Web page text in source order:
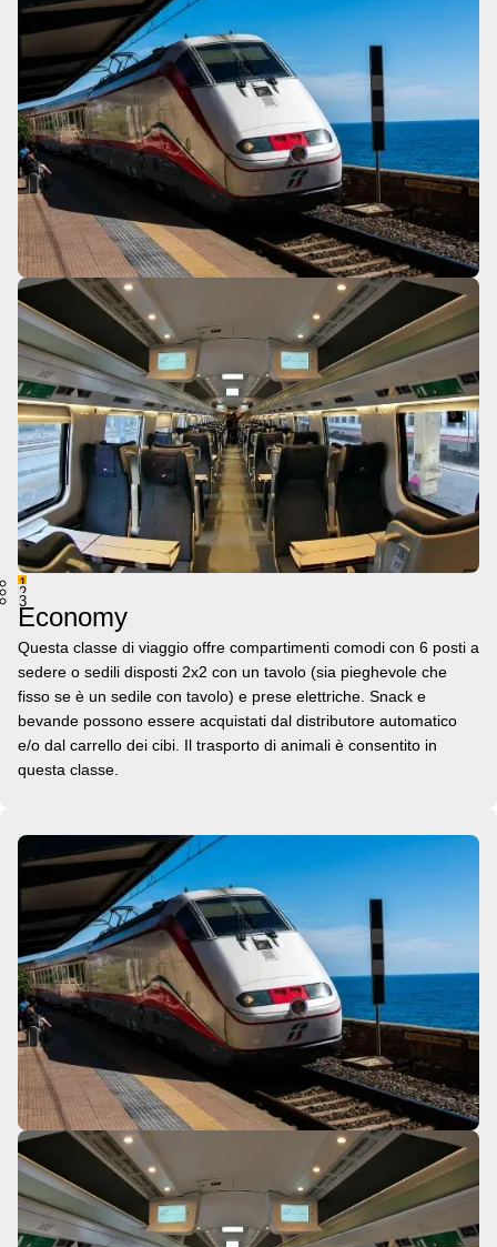
1
2
3
Economy
Questa classe di viaggio offre compartimenti comodi con 6 posti a
sedere o sedili disposti 2x2 con un tavolo (sia pieghevole che
fisso se è un sedile con tavolo) e prese elettriche. Snack e
bevande possono essere acquistati dal distributore automatico
e/o dal carrello dei cibi. Il trasporto di animali è consentito in
questa classe.